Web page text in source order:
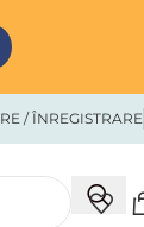
/ ÎNREGISTRARE